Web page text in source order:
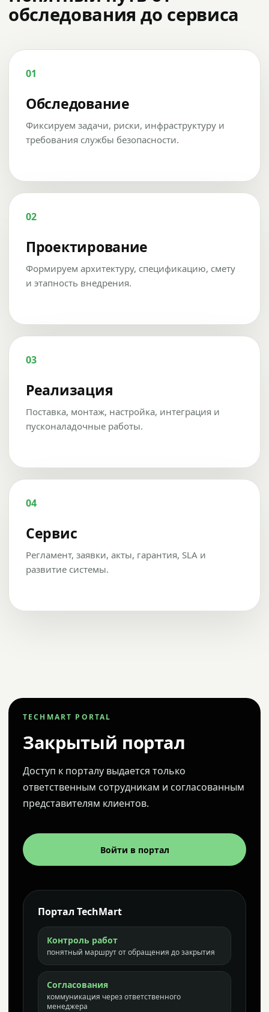
обследования до сервиса
01
Обследование
Фиксируем задачи, риски, инфраструктуру и
требования службы безопасности.
02
Проектирование
Формируем архитектуру, спецификацию, смету
и этапность внедрения.
03
Реализация
Поставка, монтаж, настройка, интеграция и
пусконаладочные работы.
04
Сервис
Регламент, заявки, акты, гарантия, SLA и
развитие системы.
TECHMART PORTAL
Закрытый портал
Доступ к порталу выдается только
ответственным сотрудникам и согласованным
представителям клиентов.
Войти в портал
Портал TechMart
Контроль работ
понятный маршрут от обращения до закрытия
Согласования
коммуникация через ответственного
менеджера